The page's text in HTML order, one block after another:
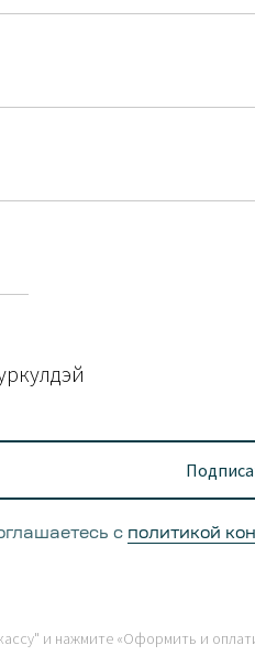
и переплат.
сразу после оформления и
списывать по 1/4 от стоимости
указана в корзине при
Все деньги вернутся вам на карту.
и нажмите «Оформить и
с политикой